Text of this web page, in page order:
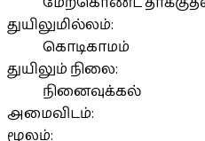
துயிலுமில்லம்:
கொடிகாமம்
துயிலும் நிலை:
நினைவுக்கல்
அமைவிடம்:
மூலம்: